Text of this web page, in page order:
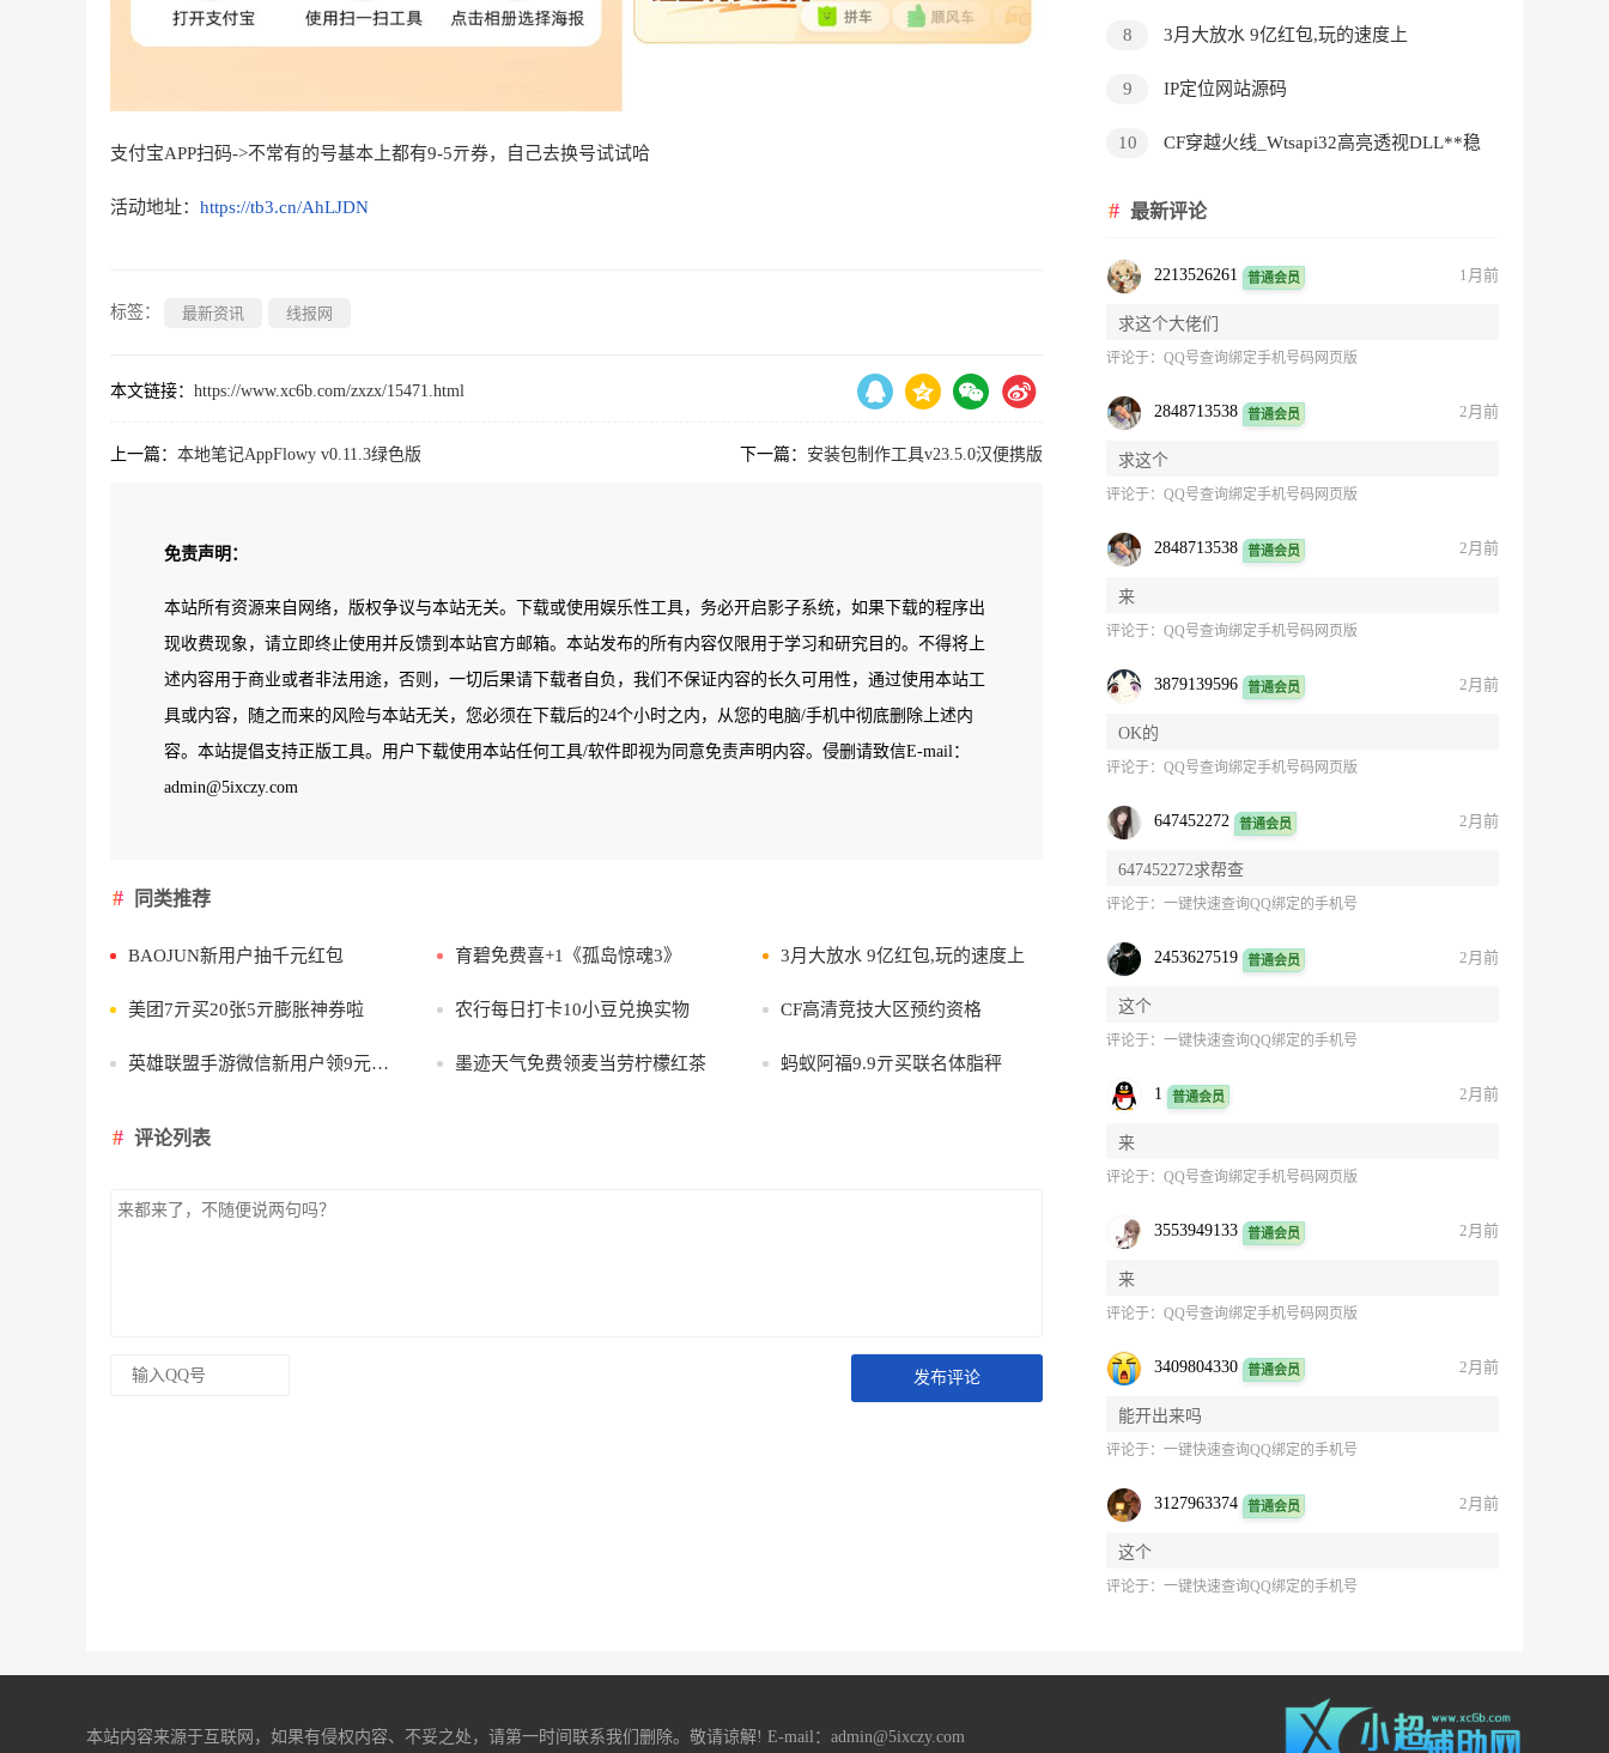
支付宝APP扫码->不常有的号基本上都有9-5亓券，自己去换号试试哈
活动地址： https://tb3.cn/AhLJDN
标签： 最新资讯 线报网
本文链接： https://www.xc6b.com/zxzx/15471.html
上一篇： 本地笔记AppFlowy v0.11.3绿色版 下一篇： 安装包制作工具v23.5.0汉便携版
免责声明：
本站所有资源来自网络，版权争议与本站无关。下载或使用娱乐性工具，务必开启影子系统，如果下载的程序出
现收费现象，请立即终止使用并反馈到本站官方邮箱。本站发布的所有内容仅限用于学习和研究目的。不得将上
述内容用于商业或者非法用途，否则，一切后果请下载者自负，我们不保证内容的长久可用性，通过使用本站工
具或内容，随之而来的风险与本站无关，您必须在下载后的24个小时之内，从您的电脑/手机中彻底删除上述内
容。本站提倡支持正版工具。用户下载使用本站任何工具/软件即视为同意免责声明内容。侵删请致信E-mail：
admin@5ixczy.com
同类推荐
BAOJUN新用户抽千元红包 育碧免费喜+1《孤岛惊魂3》 3月大放水 9亿红包,玩的速度上
美团7亓买20张5亓膨胀神券啦 农行每日打卡10小豆兑换实物 CF高清竞技大区预约资格
英雄联盟手游微信新用户领9元红包 墨迹天气免费领麦当劳柠檬红茶 蚂蚁阿福9.9亓买联名体脂秤
评论列表
发布评论
8 3月大放水 9亿红包,玩的速度上
9 IP定位网站源码
10
CF穿越火线_Wtsapi32高亮透视DLL**稳
最新评论
2213526261 普通会员 1月前
求这个大佬们
评论于：QQ号查询绑定手机号码网页版
2848713538 普通会员 2月前
求这个
评论于：QQ号查询绑定手机号码网页版
2848713538 普通会员 2月前
来
评论于：QQ号查询绑定手机号码网页版
3879139596 普通会员 2月前
OK的
评论于：QQ号查询绑定手机号码网页版
647452272 普通会员 2月前
647452272求帮查
评论于：一键快速查询QQ绑定的手机号
2453627519 普通会员 2月前
这个
评论于：一键快速查询QQ绑定的手机号
1 普通会员 2月前
来
评论于：QQ号查询绑定手机号码网页版
3553949133 普通会员 2月前
来
评论于：QQ号查询绑定手机号码网页版
3409804330 普通会员 2月前
能开出来吗
评论于：一键快速查询QQ绑定的手机号
3127963374 普通会员 2月前
这个
评论于：一键快速查询QQ绑定的手机号
本站内容来源于互联网，如果有侵权内容、不妥之处，请第一时间联系我们删除。敬请谅解! E-mail：admin@5ixczy.com